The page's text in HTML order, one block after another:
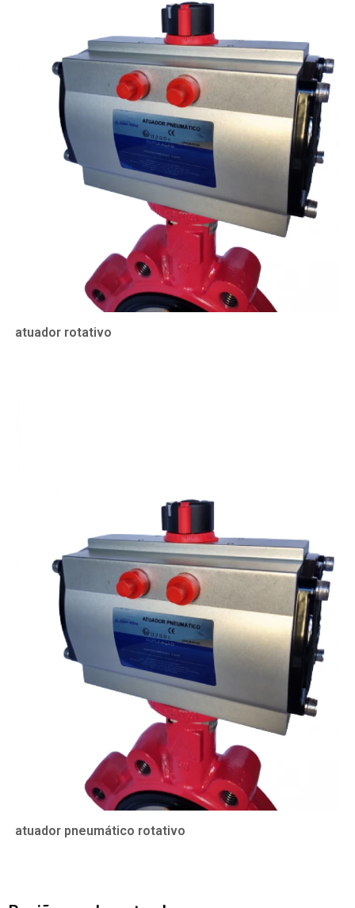
atuador rotativo
atuador pneumático rotativo